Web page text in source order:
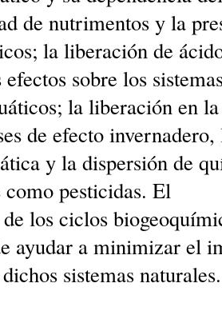
de nutrimentos y la
la liberación de
sobre los
la liberación en la
de efec­to invernadero,
y la dispersión de
pesticidas. El
los ciclos
ayudar a minimizar el
sistemas naturales.